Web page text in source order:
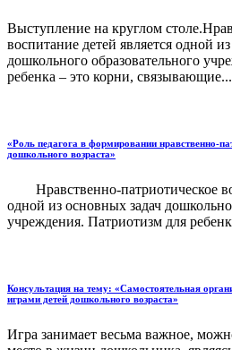
Выступление на круглом
воспитание детей является одной
дошкольного образовательного
ребенка – это корни, связывающие...
«Роль педагога в формировании нравственно-
дошкольного возраста»
Нравственно-патриотическое
одной из основных задач
учреждения. Патриотизм для
Консультация на тему: «Самостоятельная
играми детей дошкольного возраста»
Игра занимает весьма важное,